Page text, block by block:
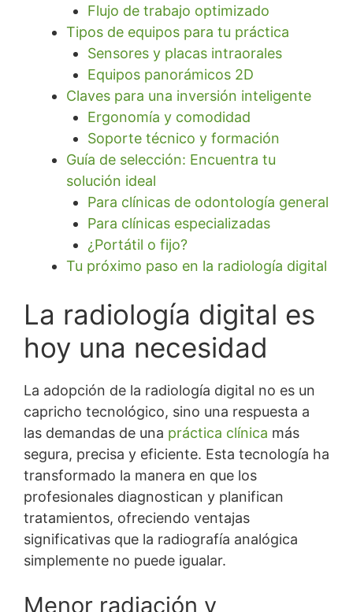
Flujo de trabajo optimizado
Tipos de equipos para tu práctica
Sensores y placas intraorales
Equipos panorámicos 2D
Claves para una inversión inteligente
Ergonomía y comodidad
Soporte técnico y formación
Guía de selección: Encuentra tu
solución ideal
Para clínicas de odontología general
Para clínicas especializadas
¿Portátil o fijo?
Tu próximo paso en la radiología digital
La radiología digital es
hoy una necesidad
La adopción de la radiología digital no es un
capricho tecnológico, sino una respuesta a
las demandas de una práctica clínica más
segura, precisa y eficiente. Esta tecnología ha
transformado la manera en que los
profesionales diagnostican y planifican
tratamientos, ofreciendo ventajas
significativas que la radiografía analógica
simplemente no puede igualar.
Menor radiación y